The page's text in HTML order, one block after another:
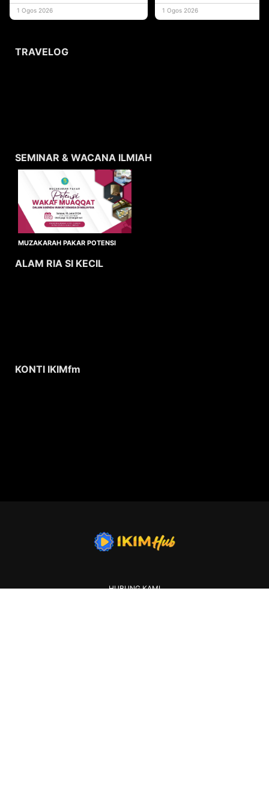
yang memberi ma
1 Ogos 2026
1 Ogos 2026
TRAVELOG
SEMINAR & WACANA ILMIAH
MUZAKARAH PAKAR POTENSI
ALAM RIA SI KECIL
KONTI IKIMfm
HUBUNG KAMI